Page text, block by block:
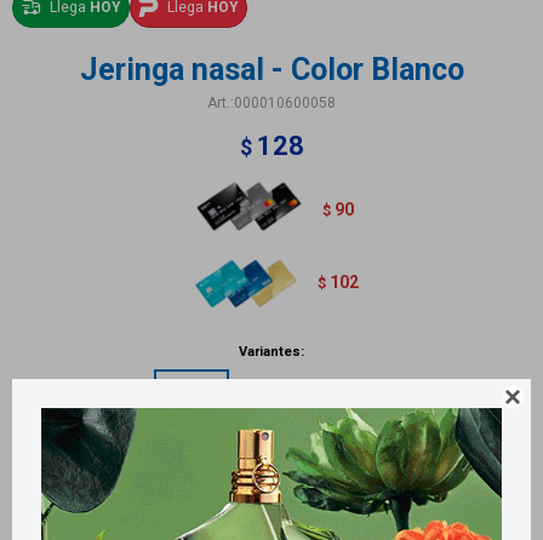

Llega HOY Llega HOY
Jeringa nasal - Color Blanco
000010600058
$ 128
$ 90
$ 102
Variantes:
Métodos y costos de envío